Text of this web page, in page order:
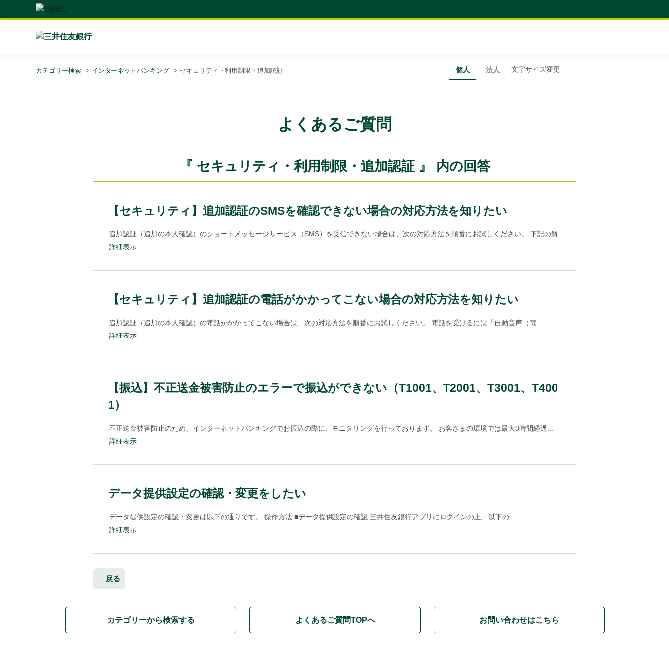
個人 法人 文字サイズ変更
カテゴリー検索 > インターネットバンキング > セキュリティ・利用制限・追加認証
よくあるご質問
『 セキュリティ・利用制限・追加認証 』 内の回答
【セキュリティ】追加認証のSMSを確認できない場合の対応方法を知りたい
追加認証（追加の本人確認）のショートメッセージサービス（SMS）を受信できない場合は、次の対応方法を順番にお試しください。 下記の解...
詳細表示
【セキュリティ】追加認証の電話がかかってこない場合の対応方法を知りたい
追加認証（追加の本人確認）の電話がかかってこない場合は、次の対応方法を順番にお試しください。 電話を受けるには「自動音声（電...
詳細表示
【振込】不正送金被害防止のエラーで振込ができない（T1001、T2001、T3001、T400
1）
不正送金被害防止のため、インターネットバンキングでお振込の際に、モニタリングを行っております。 お客さまの環境では最大3時間経過...
詳細表示
データ提供設定の確認・変更をしたい
データ提供設定の確認・変更は以下の通りです。 操作方法 ■データ提供設定の確認 三井住友銀行アプリにログインの上、以下の...
詳細表示
戻る
カテゴリーから検索する よくあるご質問TOPへ お問い合わせはこちら